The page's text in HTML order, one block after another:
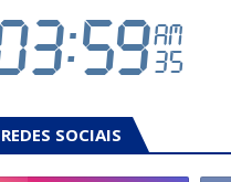
REDES SOCIAIS